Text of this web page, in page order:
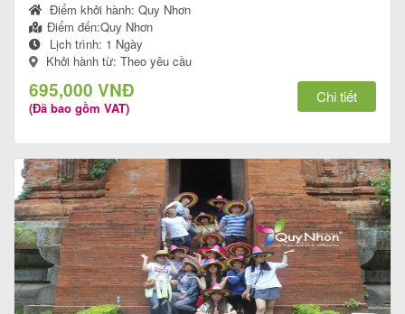
Điểm khởi hành:Quy Nhơn
Điểm đến:Quy Nhơn
Lịch trình: 1 Ngày
Khởi hành từ: Theo yêu cầu
695,000 VNĐ
(Đã bao gồm VAT)
Chi tiết